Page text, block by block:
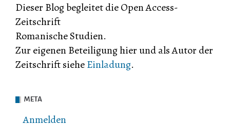
Dieser Blog begleitet die Open Access-
Zeitschrift
Romanische Studien.
Zur eigenen Beteiligung hier und als Autor der
Zeitschrift sieheEinladung.
META
Anmelden